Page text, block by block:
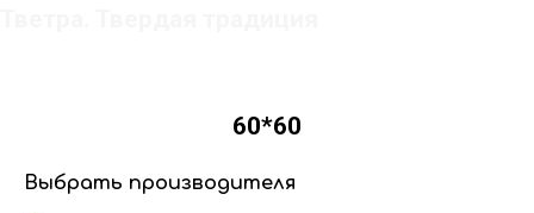
60*60
Выбрать производителя